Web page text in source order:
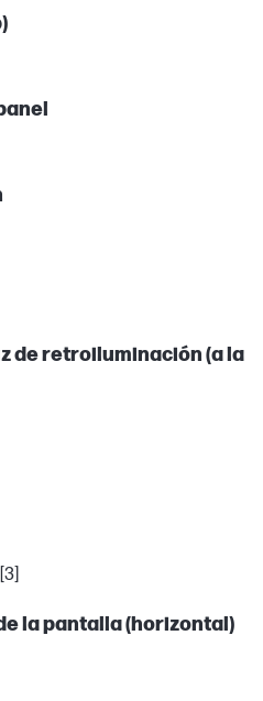
de retroiluminación (a la
la pantalla (horizontal)